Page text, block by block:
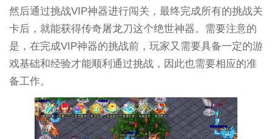
然后通过挑战VIP神器进行闯关，最终完成所有的挑战关
卡后，就能获得传奇屠龙刀这个绝世神器。需要注意的
是，在完成VIP神器的挑战前，玩家又需要具备一定的游
戏基础和经验才能顺利通过挑战，因此也需要相应的准
备工作。